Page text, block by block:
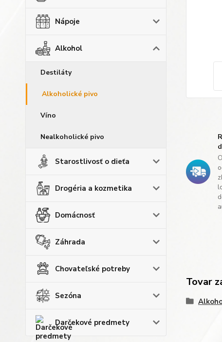
Nápoje
Alkohol
Destiláty
Alkoholické pivo
Víno
Nealkoholické pivo
Starostlivosť o dieťa
Drogéria a kozmetika
Domácnosť
Záhrada
Chovateľské potreby
Sezóna
Darčekové predmety
Tovar